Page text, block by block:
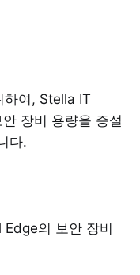
하여, Stella IT
장비 용량을 증설
다.
의 보안 장비